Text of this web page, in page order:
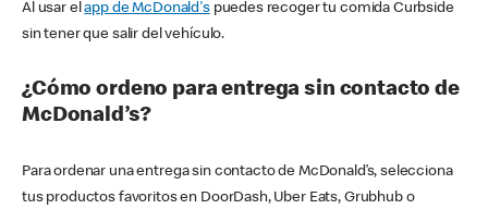
Al usar elapp de McDonald'spuedes recoger tu comida Curbside
sin tener que salir del vehículo.
¿Cómo ordeno para entrega sin contacto de
McDonald’s?
Para ordenar una entrega sin contacto de McDonald’s, selecciona
tus productos favoritos en DoorDash, Uber Eats, Grubhub o